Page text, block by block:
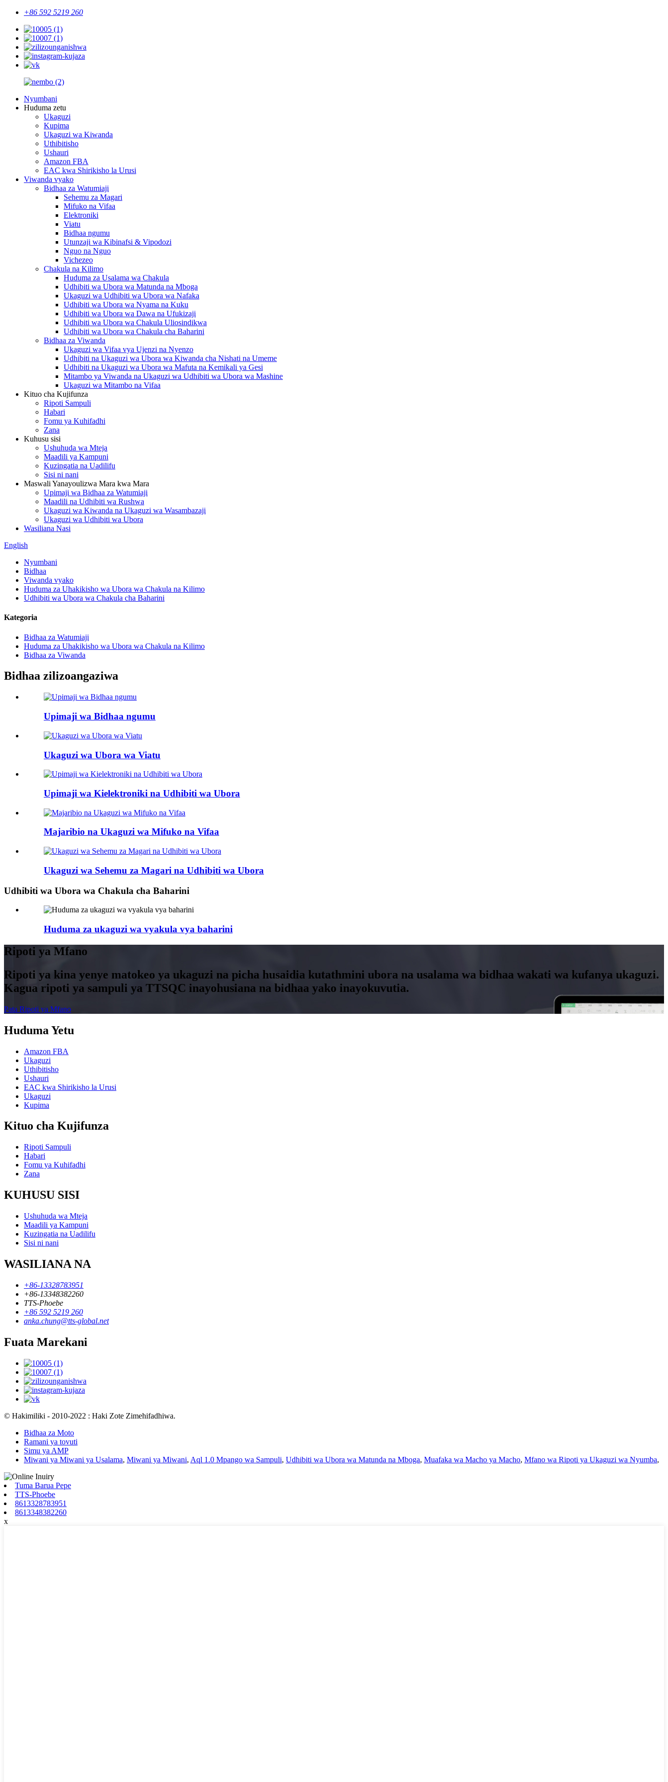
+86 592 5219 260
Nyumbani
Huduma zetu
Ukaguzi
Kupima
Ukaguzi wa Kiwanda
Uthibitisho
Ushauri
Amazon FBA
EAC kwa Shirikisho la Urusi
Viwanda vyako
Bidhaa za Watumiaji
Sehemu za Magari
Mifuko na Vifaa
Elektroniki
Viatu
Bidhaa ngumu
Utunzaji wa Kibinafsi & Vipodozi
Nguo na Nguo
Vichezeo
Chakula na Kilimo
Huduma za Usalama wa Chakula
Udhibiti wa Ubora wa Matunda na Mboga
Ukaguzi wa Udhibiti wa Ubora wa Nafaka
Udhibiti wa Ubora wa Nyama na Kuku
Udhibiti wa Ubora wa Dawa na Ufukizaji
Udhibiti wa Ubora wa Chakula Uliosindikwa
Udhibiti wa Ubora wa Chakula cha Baharini
Bidhaa za Viwanda
Ukaguzi wa Vifaa vya Ujenzi na Nyenzo
Udhibiti na Ukaguzi wa Ubora wa Kiwanda cha Nishati na Umeme
Udhibiti na Ukaguzi wa Ubora wa Mafuta na Kemikali ya Gesi
Mitambo ya Viwanda na Ukaguzi wa Udhibiti wa Ubora wa Mashine
Ukaguzi wa Mitambo na Vifaa
Kituo cha Kujifunza
Ripoti Sampuli
Habari
Fomu ya Kuhifadhi
Zana
Kuhusu sisi
Ushuhuda wa Mteja
Maadili ya Kampuni
Kuzingatia na Uadilifu
Sisi ni nani
Maswali Yanayoulizwa Mara kwa Mara
Upimaji wa Bidhaa za Watumiaji
Maadili na Udhibiti wa Rushwa
Ukaguzi wa Kiwanda na Ukaguzi wa Wasambazaji
Ukaguzi wa Udhibiti wa Ubora
Wasiliana Nasi
English
Nyumbani
Bidhaa
Viwanda vyako
Huduma za Uhakikisho wa Ubora wa Chakula na Kilimo
Udhibiti wa Ubora wa Chakula cha Baharini
Kategoria
Bidhaa za Watumiaji
Huduma za Uhakikisho wa Ubora wa Chakula na Kilimo
Bidhaa za Viwanda
Bidhaa zilizoangaziwa
Upimaji wa Bidhaa ngumu
Ukaguzi wa Ubora wa Viatu
Upimaji wa Kielektroniki na Udhibiti wa Ubora
Majaribio na Ukaguzi wa Mifuko na Vifaa
Ukaguzi wa Sehemu za Magari na Udhibiti wa Ubora
Udhibiti wa Ubora wa Chakula cha Baharini
Huduma za ukaguzi wa vyakula vya baharini
Ripoti ya Mfano
Ripoti ya kina yenye matokeo ya ukaguzi na picha husaidia kutathmini ubora na usalama wa bidhaa wakati wa kufanya ukaguzi.
Kagua ripoti ya sampuli ya TTSQC inayohusiana na bidhaa yako inayokuvutia.
Pata Ripoti ya Mfano
Huduma Yetu
Amazon FBA
Ukaguzi
Uthibitisho
Ushauri
EAC kwa Shirikisho la Urusi
Ukaguzi
Kupima
Kituo cha Kujifunza
Ripoti Sampuli
Habari
Fomu ya Kuhifadhi
Zana
KUHUSU SISI
Ushuhuda wa Mteja
Maadili ya Kampuni
Kuzingatia na Uadilifu
Sisi ni nani
WASILIANA NA
+86-13328783951
+86-13348382260
TTS-Phoebe
+86 592 5219 260
anka.chung@tts-global.net
Fuata Marekani
© Hakimiliki - 2010-2022 : Haki Zote Zimehifadhiwa.
Bidhaa za Moto
Ramani ya tovuti
Simu ya AMP
Miwani ya Miwani ya Usalama, Miwani ya Miwani, Aql 1.0 Mpango wa Sampuli, Udhibiti wa Ubora wa Matunda na Mboga, Muafaka wa Macho ya Macho, Mfano wa Ripoti ya Ukaguzi wa Nyumba,
Tuma Barua Pepe
TTS-Phoebe
8613328783951
8613348382260
x